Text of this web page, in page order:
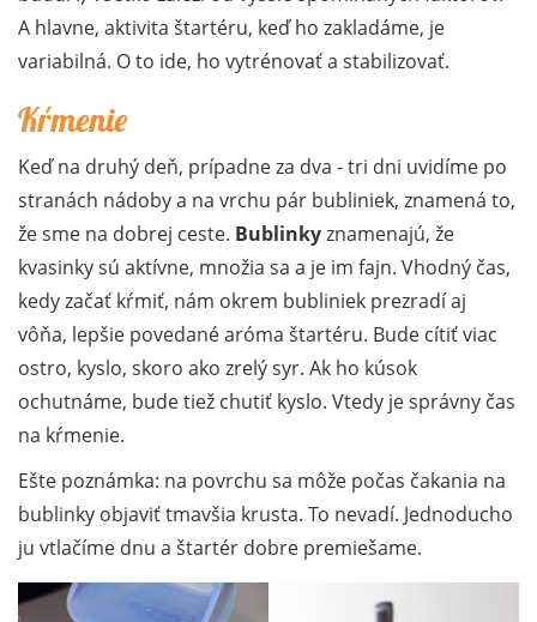
A hlavne, aktivita štartéru, keď ho zakladáme, je
variabilná. O to ide, ho vytrénovať a stabilizovať.
Kŕmenie
Keď na druhý deň, prípadne za dva - tri dni uvidíme po
stranách nádoby a na vrchu pár bubliniek, znamená to,
že sme na dobrej ceste. Bublinkyznamenajú, že
kvasinky sú aktívne, množia sa a je im fajn. Vhodný čas,
kedy začať kŕmiť, nám okrem bubliniek prezradí aj
vôňa, lepšie povedané aróma štartéru. Bude cítiť viac
ostro, kyslo, skoro ako zrelý syr. Ak ho kúsok
ochutnáme, bude tiež chutiť kyslo. Vtedy je správny čas
na kŕmenie.
Ešte poznámka: na povrchu sa môže počas čakania na
bublinky objaviť tmavšia krusta. To nevadí. Jednoducho
ju vtlačíme dnu a štartér dobre premiešame.